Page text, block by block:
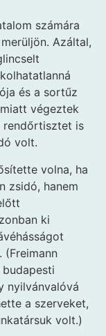
számára
Azáltal,
és a sortűz
végeztek
rendőrtisztet is
volt.
volna, ha
zsidó, hanem
ki
nyilvánvalóvá
a szerveket,
volt.)